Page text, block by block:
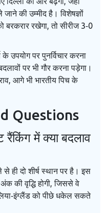
की उम्मीद है। विशेषज्ञों
रखेगा, तो सीरीज 3‑0
उपयोग पर पुनर्विचार करना
पर भी गौर करना पड़ेगा।
आगे भी भारतीय पिच के
Questions
में क्या बदलाव
ही दो शीर्ष स्थान पर है। इस
की वृद्धि होगी, जिससे वे
को पीछे धकेल सकते